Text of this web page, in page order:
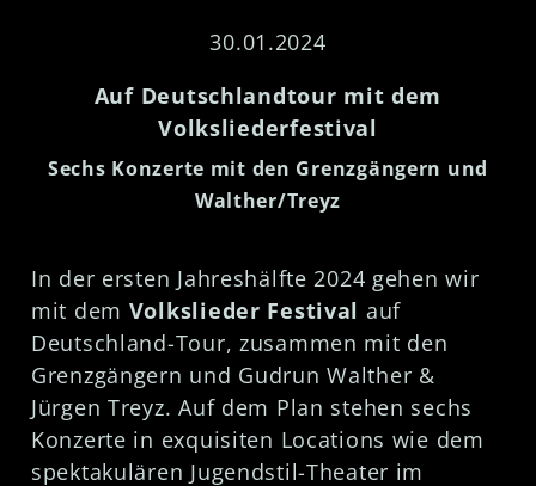
30.01.2024
Auf Deutschlandtour mit dem
Volksliederfestival
Sechs Konzerte mit den Grenzgängern und
Walther/Treyz
In der ersten Jahreshälfte 2024 gehen wir
mit dem Volkslieder Festival auf
Deutschland-Tour, zusammen mit den
Grenzgängern und Gudrun Walther &
Jürgen Treyz. Auf dem Plan stehen sechs
Konzerte in exquisiten Locations wie dem
spektakulären Jugendstil-Theater im